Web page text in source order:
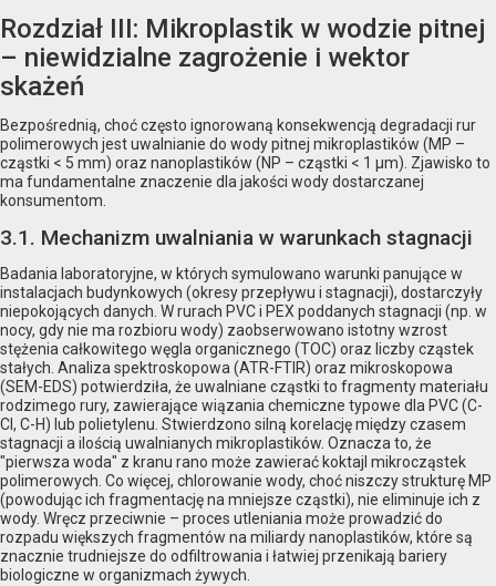
Rozdział III: Mikroplastik w wodzie pitnej
– niewidzialne zagrożenie i wektor
skażeń
Bezpośrednią, choć często ignorowaną konsekwencją degradacji rur
polimerowych jest uwalnianie do wody pitnej mikroplastików (MP –
cząstki < 5 mm) oraz nanoplastików (NP – cząstki < 1 µm). Zjawisko to
ma fundamentalne znaczenie dla jakości wody dostarczanej
konsumentom.
3.1. Mechanizm uwalniania w warunkach stagnacji
Badania laboratoryjne, w których symulowano warunki panujące w
instalacjach budynkowych (okresy przepływu i stagnacji), dostarczyły
niepokojących danych. W rurach PVC i PEX poddanych stagnacji (np. w
nocy, gdy nie ma rozbioru wody) zaobserwowano istotny wzrost
stężenia całkowitego węgla organicznego (TOC) oraz liczby cząstek
stałych. Analiza spektroskopowa (ATR-FTIR) oraz mikroskopowa
(SEM-EDS) potwierdziła, że uwalniane cząstki to fragmenty materiału
rodzimego rury, zawierające wiązania chemiczne typowe dla PVC (C-
Cl, C-H) lub polietylenu. Stwierdzono silną korelację między czasem
stagnacji a ilością uwalnianych mikroplastików. Oznacza to, że
"pierwsza woda" z kranu rano może zawierać koktajl mikrocząstek
polimerowych. Co więcej, chlorowanie wody, choć niszczy strukturę MP
(powodując ich fragmentację na mniejsze cząstki), nie eliminuje ich z
wody. Wręcz przeciwnie – proces utleniania może prowadzić do
rozpadu większych fragmentów na miliardy nanoplastików, które są
znacznie trudniejsze do odfiltrowania i łatwiej przenikają bariery
biologiczne w organizmach żywych.